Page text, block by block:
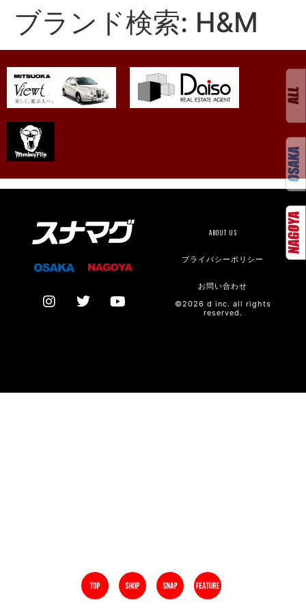
ブランド検索: H&M
ABOUT US
プライバシーポリシー
お問い合わせ
©2026 d inc. all rights
reserved.